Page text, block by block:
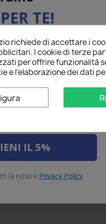
per
Grade starstar
Simone B
15/11/2025
starstar
Giovanni
17/04/2019
richiede di accettare i
I cookie di terze
per offrire funzionalità
e l'elaborazione dei dati
TE!
qui sotto per ricevere il
sul tuo primo ordine!
IL 5%
la nostra Privacy Policy